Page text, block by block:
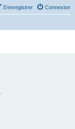
Connexion
S’enregistrer